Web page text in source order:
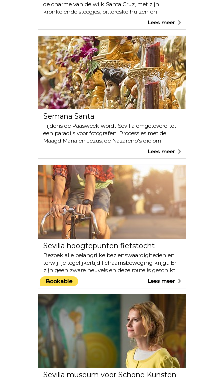
de charme van de wijk Santa Cruz, met zijn
kronkelende steegjes, pittoreske huizen en
pleintjes. Hier kun je ook belangrijke toeristische
koninklijk paleis Alcázar, de Murillo-tuinen en het
Archivo de Indias.
Lees meer
Semana Santa
Tijdens de Paasweek wordt Sevilla omgetoverd tot
een paradijs voor fotografen. Processies met de
Maagd Maria en Jezus, de Nazareno's die om
boetedoening vragen en kleurrijke orkesten vullen
Lees meer
Sevilla hoogtepunten fietstocht
Bezoek alle belangrijke bezienswaardigheden en
terwijl je tegelijkertijd lichaamsbeweging krijgt. Er
zijn geen zware heuvels en deze route is geschikt
voor mensen met een gemiddelde conditie.
Bookable Lees meer
Sevilla museum voor Schone Kunsten